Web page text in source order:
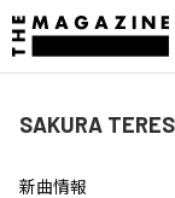
SAKURA
新曲情報